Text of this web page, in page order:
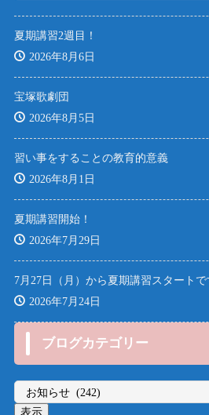
夏期講習2週目！
2026年8月6日
宝塚歌劇団
2026年8月5日
習い事をすることの教育的意義
2026年8月1日
夏期講習開始！
2026年7月29日
7月27日（月）から夏期講習スタートで
2026年7月24日
ブログカテゴリー